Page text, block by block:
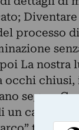
processo
La nostra
occhi
segno.
un cavallo